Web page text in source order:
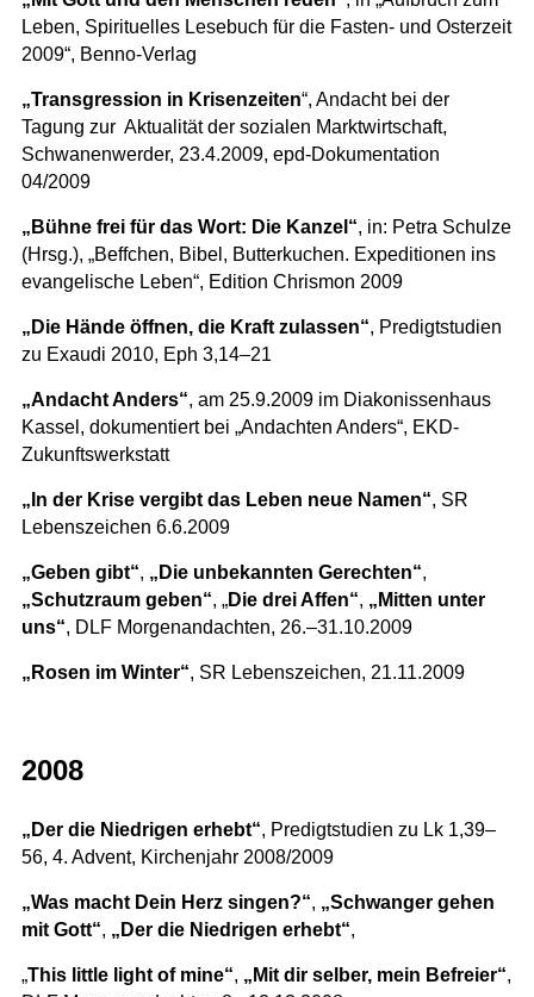
Leben, Spirituelles Lesebuch für die Fasten- und Osterzeit
2009“, Benno-Verlag
„Transgression in Krisenzeiten“, Andacht bei der
Tagung zur Aktualität der sozialen Marktwirtschaft,
Schwanenwerder, 23.4.2009, epd-Dokumentation
04/2009
„Bühne frei für das Wort: Die Kanzel“, in: Petra Schulze
(Hrsg.), „Beffchen, Bibel, Butterkuchen. Expeditionen ins
evangelische Leben“, Edition Chrismon 2009
„Die Hände öffnen, die Kraft zulassen“, Predigtstudien
zu Exaudi 2010, Eph 3,14–21
„Andacht Anders“, am 25.9.2009 im Diakonissenhaus
Kassel, dokumentiert bei „Andachten Anders“, EKD-
Zukunftswerkstatt
„In der Krise vergibt das Leben neue Namen“, SR
Lebenszeichen 6.6.2009
„Geben gibt“, „Die unbekannten Gerechten“,
„Schutzraum geben“, „Die drei Affen“, „Mitten unter
uns“, DLF Morgenandachten, 26.–31.10.2009
„Rosen im Winter“, SR Lebenszeichen, 21.11.2009
2008
„Der die Niedrigen erhebt“, Predigtstudien zu Lk 1,39–
56, 4. Advent, Kirchenjahr 2008/2009
„Was macht Dein Herz singen?“, „Schwanger gehen
mit Gott“, „Der die Niedrigen erhebt“,
„This little light of mine“, „Mit dir selber, mein Befreier“,